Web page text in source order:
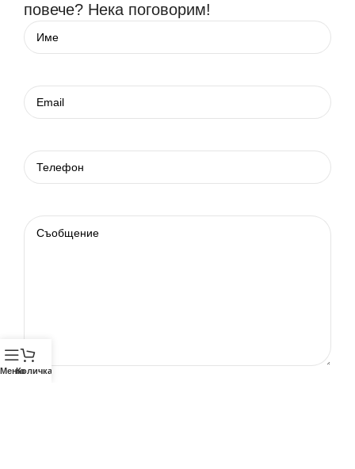
повече? Нека поговорим!
МенюКоличка